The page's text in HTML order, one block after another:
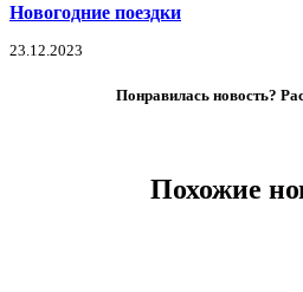
Новогодние поездки
23.12.2023
Понравилась новость?
Похожие